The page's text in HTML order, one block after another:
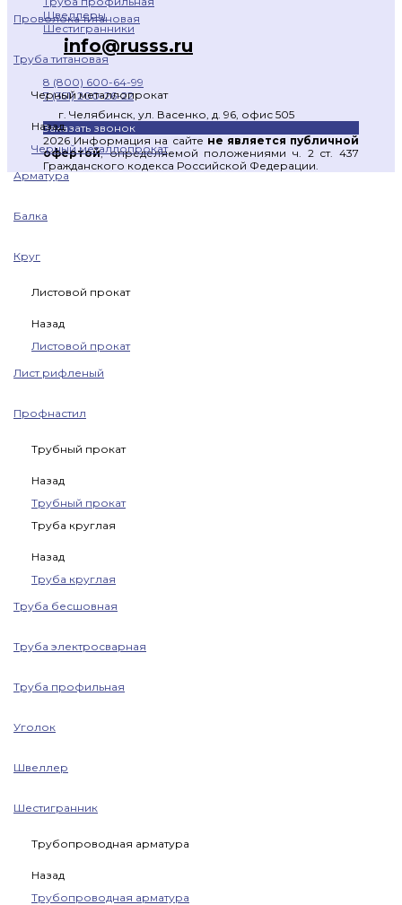
Проволока титановая
Труба титановая
Черный металлопрокат
Назад
Черный металлопрокат
Арматура
Балка
Круг
Листовой прокат
Назад
Листовой прокат
Лист рифленый
Профнастил
Трубный прокат
Назад
Трубный прокат
Труба круглая
Назад
Труба круглая
Труба бесшовная
Труба электросварная
Труба профильная
Уголок
Швеллер
Шестигранник
Трубопроводная арматура
Назад
Трубопроводная арматура
Швеллеры
Шестигранники
info@russs.ru
8 (800) 600-64-99
7 (351) 200-26-22
г. Челябинск, ул. Васенко, д. 96, офис 505
Заказать звонок
2026 Информация на сайте не является публичной
офертой, определяемой положениями ч. 2 ст. 437
Гражданского кодекса Российской Федерации.